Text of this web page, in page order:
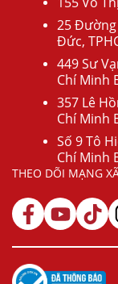
25 Đường
Đức,
449 Sư
Chí Minh
357 Lê
Chí Minh
Số 9 Tô
Chí Minh
THEO DÕI MẠNG